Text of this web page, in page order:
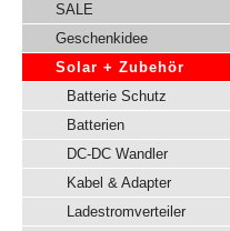
SALE
Geschenkidee
Solar + Zubehör
Batterie Schutz
Batterien
DC-DC Wandler
Kabel & Adapter
Ladestromverteiler